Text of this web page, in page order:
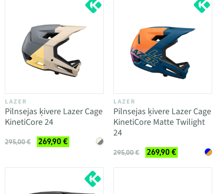
LAZER
Pilnsejas ķivere Lazer Cage
KinetiCore 24
295,00 € 269,90 €
LAZER
Pilnsejas ķivere Lazer Cage
KinetiCore Matte Twilight
24
295,00 € 269,90 €